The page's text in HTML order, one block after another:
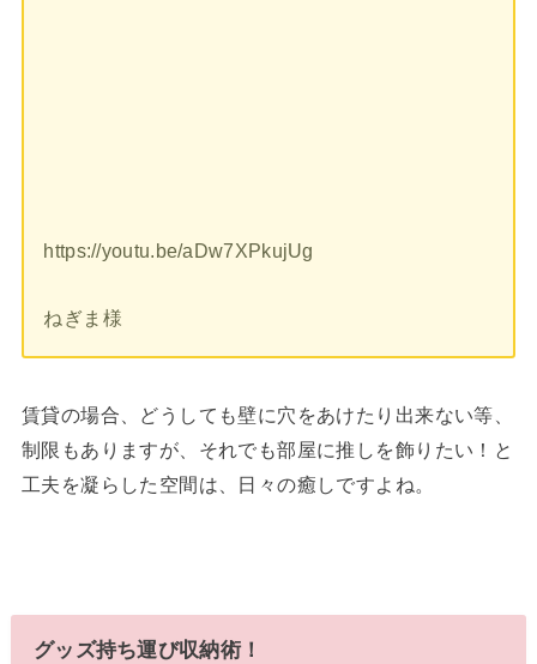
https://youtu.be/aDw7XPkujUg
ねぎま様
賃貸の場合、どうしても壁に穴をあけたり出来ない等、
制限もありますが、それでも部屋に推しを飾りたい！と
工夫を凝らした空間は、日々の癒しですよね。
グッズ持ち運び収納術！